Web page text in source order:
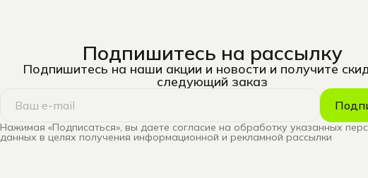
Подпишитесь на рассылку
Подпишитесь на наши акции и новости и получите
следующий заказ
Нажимая «Подписаться», вы даете согласие на обработку указанных
данных в целях получения информационной и рекламной рассылки